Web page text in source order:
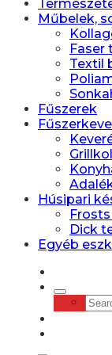
Műbelek,
Faser
Textil
Fűszerek
Húsipari
Dick
Egyéb